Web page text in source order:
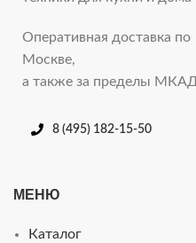
Оперативная доставка по
Москве,
а также за пределы МКАД
8 (495) 182-15-50
МЕНЮ
Каталог